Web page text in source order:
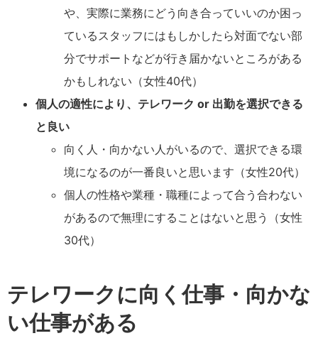
や、実際に業務にどう向き合っていいのか困っ
ているスタッフにはもしかしたら対面でない部
分でサポートなどが行き届かないところがある
かもしれない（女性40代）
個人の適性により、テレワーク or 出勤を選択できる
と良い
向く人・向かない人がいるので、選択できる環
境になるのが一番良いと思います（女性20代）
個人の性格や業種・職種によって合う合わない
があるので無理にすることはないと思う（女性
30代）
テレワークに向く仕事・向かな
い仕事がある